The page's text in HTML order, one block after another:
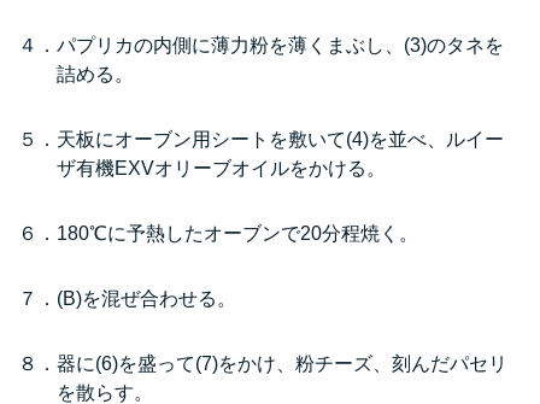
４．パプリカの内側に薄力粉を薄くまぶし、(3)のタネを
詰める。
５．天板にオーブン用シートを敷いて(4)を並べ、ルイー
ザ有機EXVオリーブオイルをかける。
６．180℃に予熱したオーブンで20分程焼く。
７．(B)を混ぜ合わせる。
８．器に(6)を盛って(7)をかけ、粉チーズ、刻んだパセリ
を散らす。